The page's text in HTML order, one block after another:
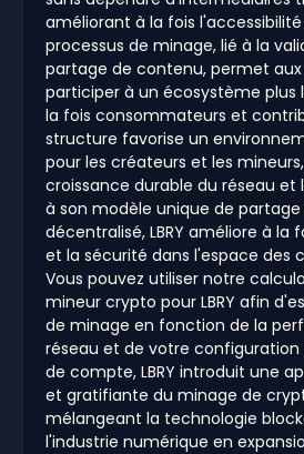
améliorant à la fois
processus de minage, lié à la
partage de contenu, permet
participer à un écosystème plus
la fois consommateurs et
structure favorise un
pour les créateurs et les
croissance durable du réseau et
à son modèle unique de
décentralisé, LBRY améliore à la
et la sécurité dans l'espace des
Vous pouvez utiliser notre
mineur crypto pour LBRY afin
de minage en fonction de la
réseau et de votre configuration
de compte, LBRY introduit une
et gratifiante du minage de
mélangeant la technologie
l'industrie numérique en